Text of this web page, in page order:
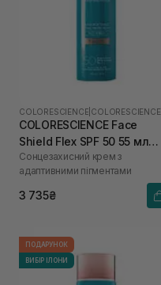
COLORESCIENCE
COLORESCIENCE Face
Shield Flex SPF 50 55 мл
(Light)
Сонцезахисний крем з
адаптивними пігментами
3 735₴
ПОДАРУНОК
ВИБІР ІЛОНИ